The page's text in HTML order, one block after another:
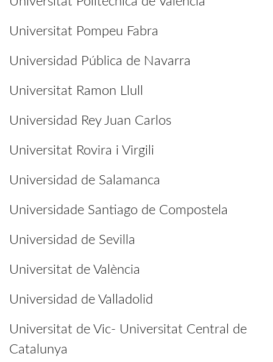
Universitat Pompeu Fabra
Universidad Pública de Navarra
Universitat Ramon Llull
Universidad Rey Juan Carlos
Universitat Rovira i Virgili
Universidad de Salamanca
Universidade Santiago de Compostela
Universidad de Sevilla
Universitat de València
Universidad de Valladolid
Universitat de Vic- Universitat Central de
Catalunya